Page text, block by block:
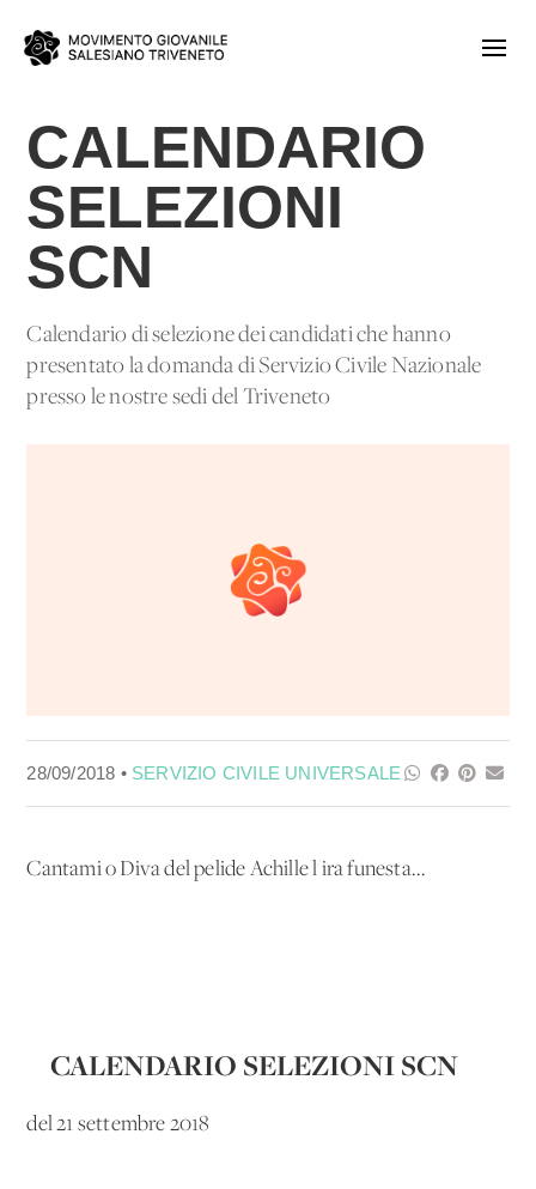
CALENDARIO
SELEZIONI
SCN
Calendario di selezione dei candidati che hanno
presentato la domanda di Servizio Civile Nazionale
presso le nostre sedi del Triveneto
28/09/2018 • SERVIZIO CIVILE UNIVERSALE
Cantami o Diva del pelide Achille l'ira funesta...
CALENDARIO SELEZIONI SCN
del 21 settembre 2018